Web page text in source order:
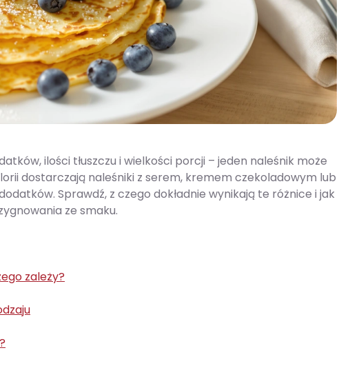
ilości tłuszczu i wielkości porcji – jeden naleśnik może
dostarczają naleśniki z serem, kremem czekoladowym lub
Sprawdź, z czego dokładnie wynikają te różnice i jak
ze smaku.
zależy?